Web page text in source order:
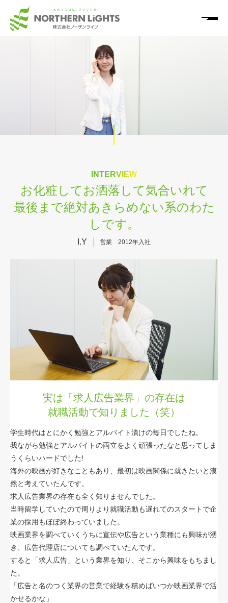
企業情報
INTERVIEW
お化粧してお洒落して気合いれて
最後まで絶対あきらめない系のわた
しです。
I.Y 営業 2012年入社
実は「求人広告業界」の存在は
就職活動で知りました（笑）
学生時代はとにかく勉強とアルバイト漬けの毎日でしたね。
我ながら勉強とアルバイトの両立をよく頑張ったなと思ってしま
うくらいハードでした!
海外の映画が好きなこともあり、最初は映画関係に就きたいと漠
然と考えていたんです。
求人広告業界の存在も全く知りませんでした。
当時留学していたので周りより就職活動も遅れてのスタートで企
業の採用もほぼ終わっていました。
映画業界を調べていくうちに宣伝や広告という業種にも興味が湧
き、広告代理店についても調べていたんです。
すると「求人広告」という業界を知り、そこから興味をもちまし
た。
「広告と名のつく業界の営業で経験を積めばいつか映画業界で活
かせるかな」